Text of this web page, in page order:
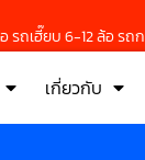
รถเฮี๊ยบ 6-12 ล้อ รถ
เกี่ยวกับ